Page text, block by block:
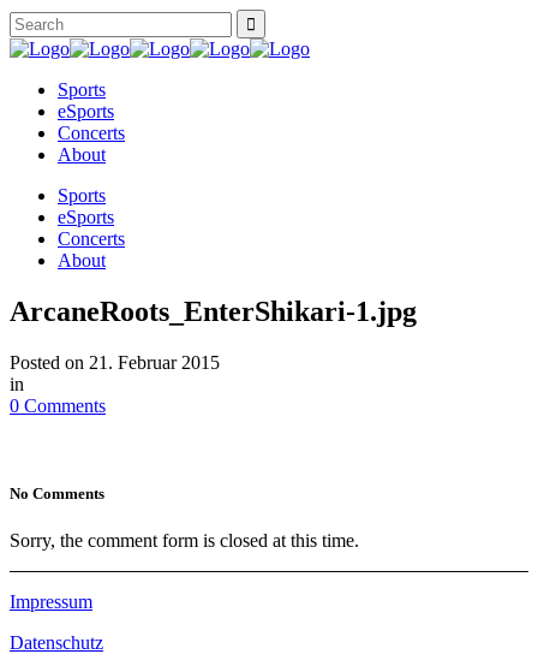
Sports
eSports
Concerts
About
Sports
eSports
Concerts
About
ArcaneRoots_EnterShikari-1.jpg
Posted on 21. Februar 2015
in
0 Comments
No Comments
Sorry, the comment form is closed at this time.
Impressum
Datenschutz